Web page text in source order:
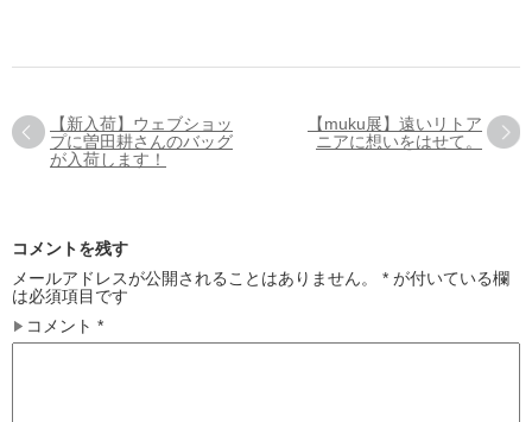
【新入荷】ウェブショッ
プに曽田耕さんのバッグ
が入荷します！
【muku展】遠いリトア
ニアに想いをはせて。
コメントを残す
メールアドレスが公開されることはありません。
* が付いている欄
は必須項目です
コメント *